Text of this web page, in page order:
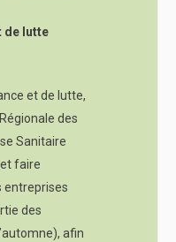
de lutte
et de lutte,
des
Sanitaire
et faire
entreprises
des
afin